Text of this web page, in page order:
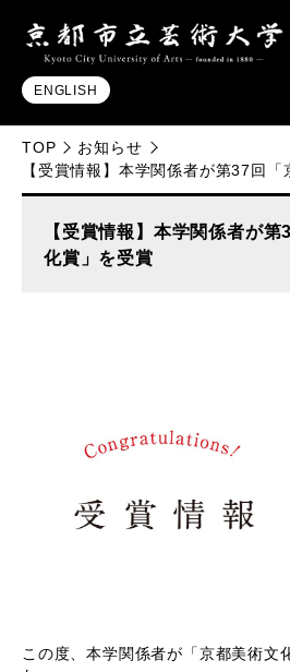
ENGLISH
TOP
お知らせ
【受賞情報】本学関係者が第37回
【受賞情報】本学関係者が
化賞」を受賞
この度、本学関係者が「京都美術文